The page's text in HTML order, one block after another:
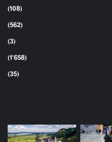
(108)
(562)
(3)
(1٬658)
(35)